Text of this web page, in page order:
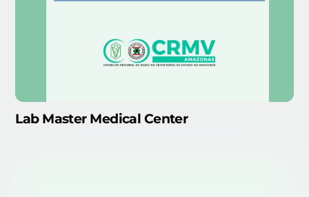
Lab Master Medical Center